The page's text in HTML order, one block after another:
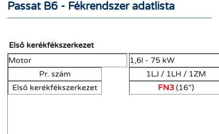
Passat B6 - Fékrendszer adatlista
Első kerékfékszerkezet
Motor
Pr. szám
Első kerékfékszerkezet
1,6l - 75 kW
1LJ / 1LH / 1ZM
FN3 (16”)